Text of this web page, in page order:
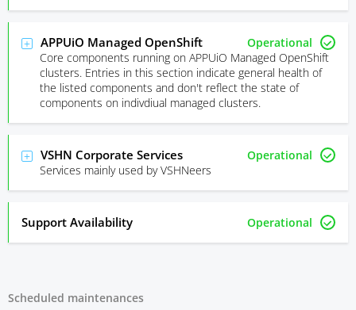
APPUiO Managed OpenShift
Operational
Core components running on APPUiO Managed OpenShift
clusters. Entries in this section indicate general health of
the listed components and don't reflect the state of
components on indivdiual managed clusters.
VSHN Corporate Services
Operational
Services mainly used by VSHNeers
Support Availability Operational
Scheduled maintenances